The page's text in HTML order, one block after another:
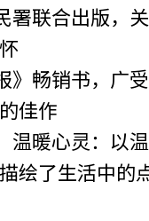
署联合出版，关
》畅销书，广
佳作
温暖心灵：以
绘了生活中的